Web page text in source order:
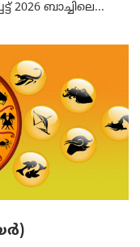
ബാച്ചിലെ...